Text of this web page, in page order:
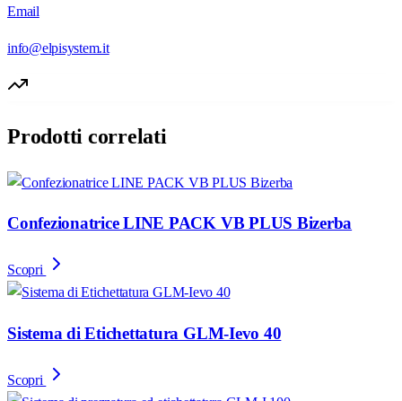
Email
info@elpisystem.it
Prodotti correlati
Confezionatrice LINE PACK VB PLUS Bizerba
Scopri
Sistema di Etichettatura GLM-Ievo 40
Scopri